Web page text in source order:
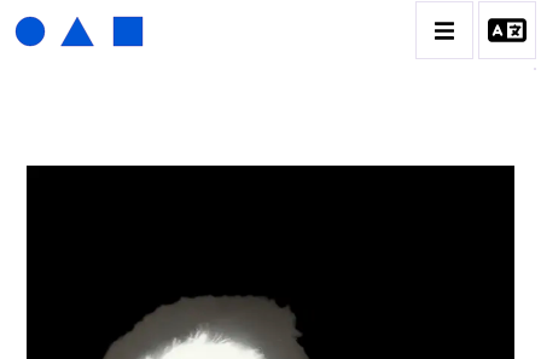
CATALOGUE DES OEUVRES